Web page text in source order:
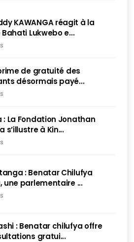
KAWANGA réagit à la
Lukwebo e...
de gratuité des
désormais payé...
: La Fondation Jonathan
s’illustre à Kin...
: Benatar Chilufya
une parlementaire ...
: Benatar chilufya offre
gratui...